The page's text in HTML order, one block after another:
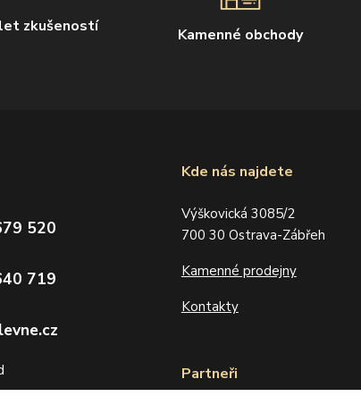
zkušeností Kamenné obchody
Kde nás najdete
Výškovická 3085/2
700 30 Ostrava-Zábřeh
Kamenné prodejny
Kontakty
Partneři
520
719